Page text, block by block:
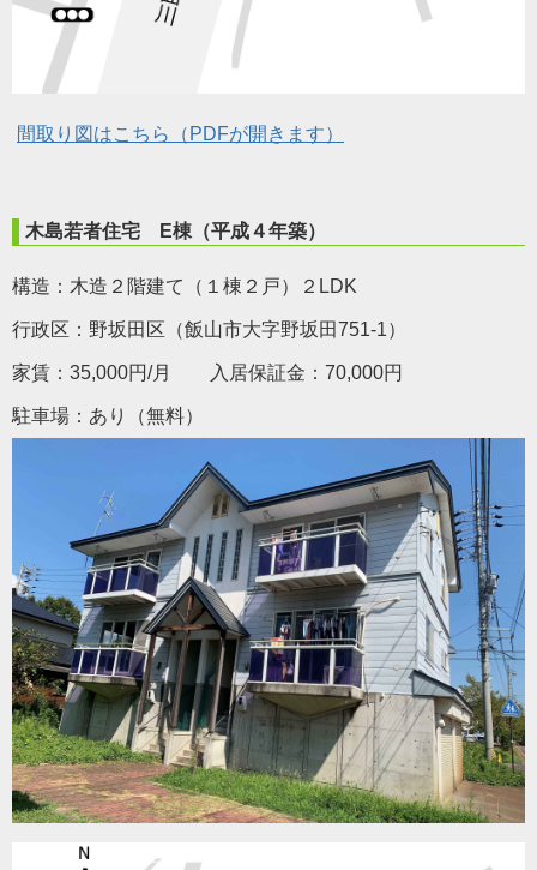
間取り図はこちら（PDFが開きます）
木島若者住宅 E棟 （平成４年築）
構造：木造２階建て（１棟２戸）２LDK
行政区：野坂田区（飯山市大字野坂田751-1）
家賃：35,000円/月 入居保証金：70,000円
駐車場：あり（無料）